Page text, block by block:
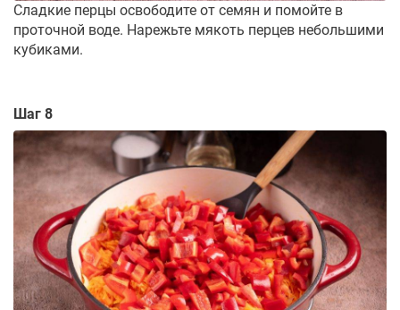
Сладкие перцы освободите от семян и помойте в
проточной воде. Нарежьте мякоть перцев небольшими
кубиками.
Шаг 8